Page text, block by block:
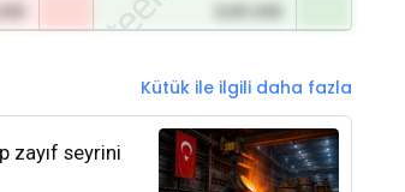
Kütük ile ilgili daha fazla
zayıf seyrini